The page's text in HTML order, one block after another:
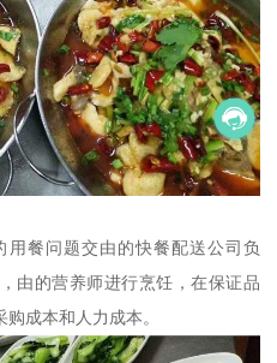
餐问题交由的快餐配送公司负
由的营养师进行烹饪，在保证品
成本和人力成本。